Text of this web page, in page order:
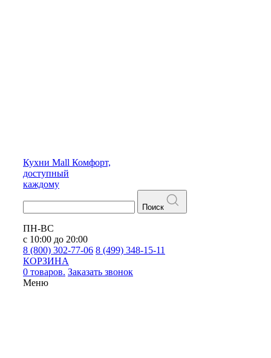
Кухни Mall Комфорт,
доступный
каждому
Поиск
ПН-ВС
с 10:00 до 20:00
8 (800) 302-77-06 8 (499) 348-15-11
КОРЗИНА
0 товаров. Заказать звонок
Меню